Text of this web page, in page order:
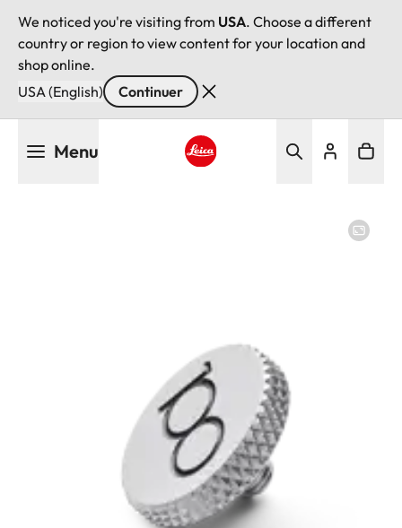
We noticed you're visiting from USA. Choose a different
country or region to view content for your location and
shop online.
USA (English)
Continuer
Menu